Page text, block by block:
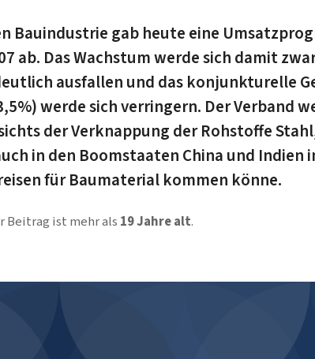
Bauindustrie gab heute eine
ab. Das Wachstum werde sich damit
ausfallen und das konjunkturelle
werde sich verringern. Der Verband
der Verknappung der Rohstoffe
in den Boomstaaten China und Indien
für Baumaterial kommen könne.
Beitrag ist mehr als 19 Jahre alt.